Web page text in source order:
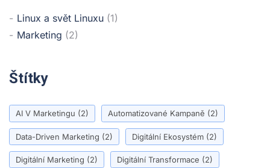
Linux a svět Linuxu (1)
Marketing (2)
Štítky
AI V Marketingu (2) Automatizované Kampaně (2)
Data-Driven Marketing (2) Digitální Ekosystém (2)
Digitální Marketing (2) Digitální Transformace (2)